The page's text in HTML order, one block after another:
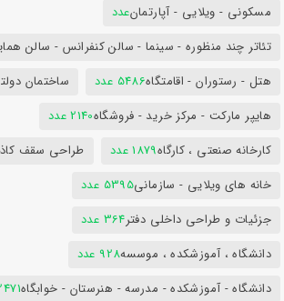
مسکونی - ویلایی - آپارتمانعدد
تئاتر چند منظوره - سینما - سالن کنفرانس - سالن
هتل - رستوران - اقامتگاه5486 عدد ساختمان
هایپر مارکت - مرکز خرید - فروشگاه2140 عدد
کارخانه صنعتی ، کارگاه1879 عدد طراحی سقف
خانه های ویلایی - سازمانی5395 عدد
جزئیات و طراحی داخلی دفتر364 عدد
دانشگاه ، آموزشکده ، موسسه928 عدد
دانشگاه - آموزشکده - مدرسه - هنرستان - خوابگاه2471